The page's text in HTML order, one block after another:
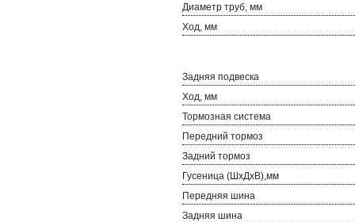
Диаметр труб, мм
Ход, мм
Задняя подвеска
Ход, мм
Тормозная система
Передний тормоз
Задний тормоз
Гусеница (ШхДхВ),мм
Передняя шина
Задняя шина